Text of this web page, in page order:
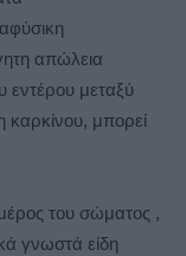
απώλεια
εντέρου μεταξύ
καρκίνου, μπορεί
του σώματος ,
γνωστά είδη